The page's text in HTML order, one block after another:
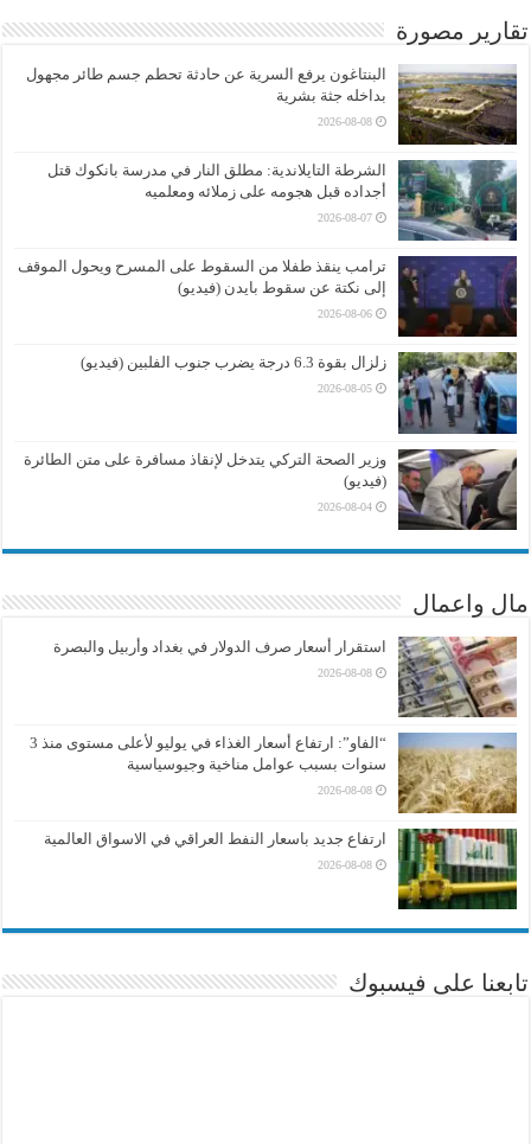
تقارير مصورة
البنتاغون يرفع السرية عن حادثة تحطم جسم طائر مجهول
بداخله جثة بشرية
2026-08-08
الشرطة التايلاندية: مطلق النار في مدرسة بانكوك قتل
أجداده قبل هجومه على زملائه ومعلميه
2026-08-07
ترامب ينقذ طفلا من السقوط على المسرح ويحول الموقف
إلى نكتة عن سقوط بايدن (فيديو)
2026-08-06
زلزال بقوة 6.3 درجة يضرب جنوب الفلبين (فيديو)
2026-08-05
وزير الصحة التركي يتدخل لإنقاذ مسافرة على متن الطائرة
(فيديو)
2026-08-04
مال واعمال
استقرار أسعار صرف الدولار في بغداد وأربيل والبصرة
2026-08-08
“الفاو”: ارتفاع أسعار الغذاء في يوليو لأعلى مستوى منذ 3
سنوات بسبب عوامل مناخية وجيوسياسية
2026-08-08
ارتفاع جديد باسعار النفط العراقي في الاسواق العالمية
2026-08-08
تابعنا على فيسبوك